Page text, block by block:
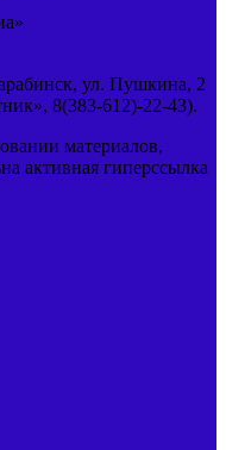
ул. Пушкина, 2
8(383-612)-22-43).
материалов,
активная гиперссылка